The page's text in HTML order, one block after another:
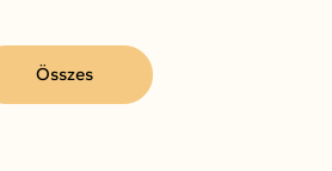
Összes